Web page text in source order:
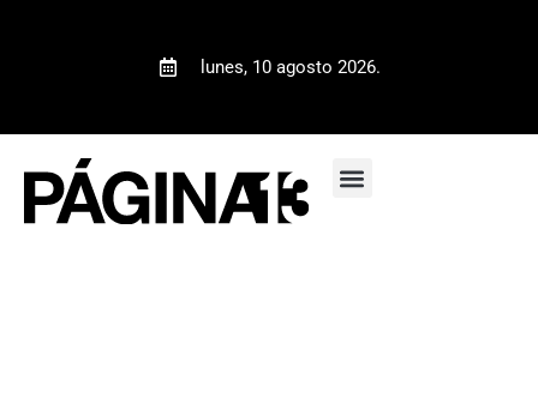
lunes, 10 agosto 2026.